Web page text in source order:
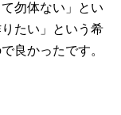
勿体ない」とい
たい」という希
良かったです。